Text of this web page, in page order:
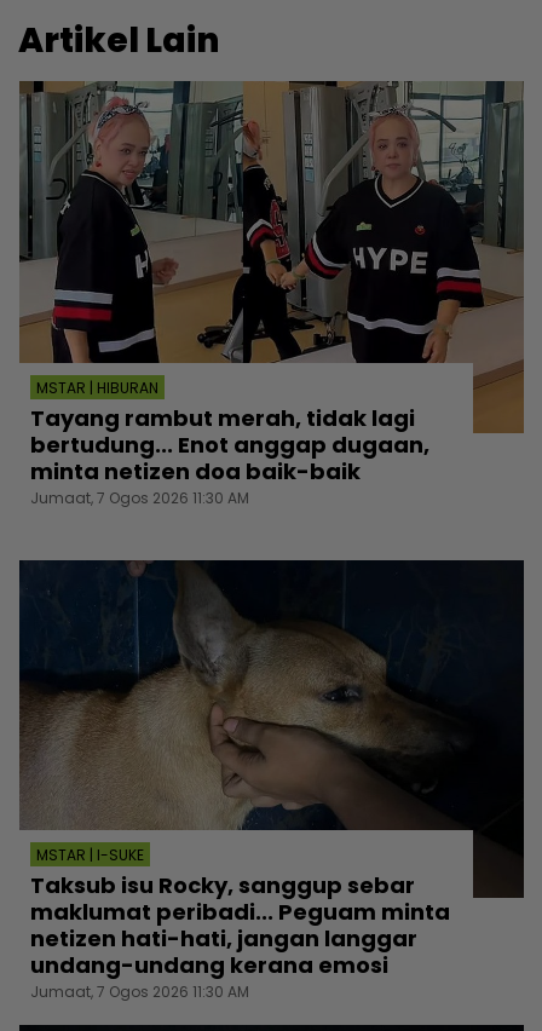
Artikel Lain
MSTAR | HIBURAN
Tayang rambut merah, tidak lagi
bertudung... Enot anggap dugaan,
minta netizen doa baik-baik
Jumaat, 7 Ogos 2026 11:30 AM
MSTAR | I-SUKE
Taksub isu Rocky, sanggup sebar
maklumat peribadi... Peguam minta
netizen hati-hati, jangan langgar
undang-undang kerana emosi
Jumaat, 7 Ogos 2026 11:30 AM